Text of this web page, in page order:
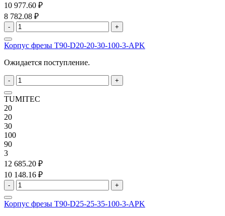
10 977.60 ₽
8 782.08 ₽
- +
Корпус фрезы T90-D20-20-30-100-3-APK
Ожидается поступление.
- +
TUMITEC
20
20
30
100
90
3
12 685.20 ₽
10 148.16 ₽
- +
Корпус фрезы T90-D25-25-35-100-3-APK